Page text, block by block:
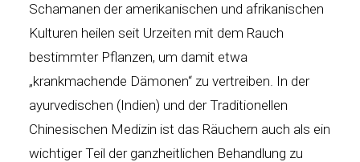
Schamanen der amerikanischen und afrikanischen
Kulturen heilen seit Urzeiten mit dem Rauch
bestimmter Pflanzen, um damit etwa
„krankmachende Dämonen“ zu vertreiben. In der
ayurvedischen (Indien) und der Traditionellen
Chinesischen Medizin ist das Räuchern auch als ein
wichtiger Teil der ganzheitlichen Behandlung zu